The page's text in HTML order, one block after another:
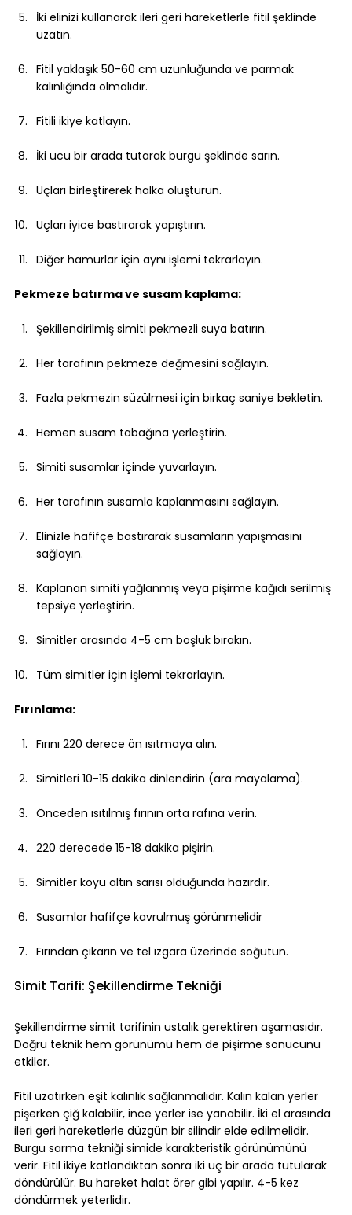
İki elinizi kullanarak ileri geri hareketlerle fitil şeklinde
uzatın.
Fitil yaklaşık 50-60 cm uzunluğunda ve parmak
kalınlığında olmalıdır.
Fitili ikiye katlayın.
İki ucu bir arada tutarak burgu şeklinde sarın.
Uçları birleştirerek halka oluşturun.
Uçları iyice bastırarak yapıştırın.
Diğer hamurlar için aynı işlemi tekrarlayın.
Pekmeze batırma ve susam kaplama:
Şekillendirilmiş simiti pekmezli suya batırın.
Her tarafının pekmeze değmesini sağlayın.
Fazla pekmezin süzülmesi için birkaç saniye bekletin.
Hemen susam tabağına yerleştirin.
Simiti susamlar içinde yuvarlayın.
Her tarafının susamla kaplanmasını sağlayın.
Elinizle hafifçe bastırarak susamların yapışmasını
sağlayın.
Kaplanan simiti yağlanmış veya pişirme kağıdı serilmiş
tepsiye yerleştirin.
Simitler arasında 4-5 cm boşluk bırakın.
Tüm simitler için işlemi tekrarlayın.
Fırınlama:
Fırını 220 derece ön ısıtmaya alın.
Simitleri 10-15 dakika dinlendirin (ara mayalama).
Önceden ısıtılmış fırının orta rafına verin.
220 derecede 15-18 dakika pişirin.
Simitler koyu altın sarısı olduğunda hazırdır.
Susamlar hafifçe kavrulmuş görünmelidir
Fırından çıkarın ve tel ızgara üzerinde soğutun.
Simit Tarifi: Şekillendirme Tekniği
Şekillendirme simit tarifinin ustalık gerektiren aşamasıdır.
Doğru teknik hem görünümü hem de pişirme sonucunu
etkiler.
Fitil uzatırken eşit kalınlık sağlanmalıdır. Kalın kalan yerler
pişerken çiğ kalabilir, ince yerler ise yanabilir. İki el arasında
ileri geri hareketlerle düzgün bir silindir elde edilmelidir.
Burgu sarma tekniği simide karakteristik görünümünü
verir. Fitil ikiye katlandıktan sonra iki uç bir arada tutularak
döndürülür. Bu hareket halat örer gibi yapılır. 4-5 kez
döndürmek yeterlidir.